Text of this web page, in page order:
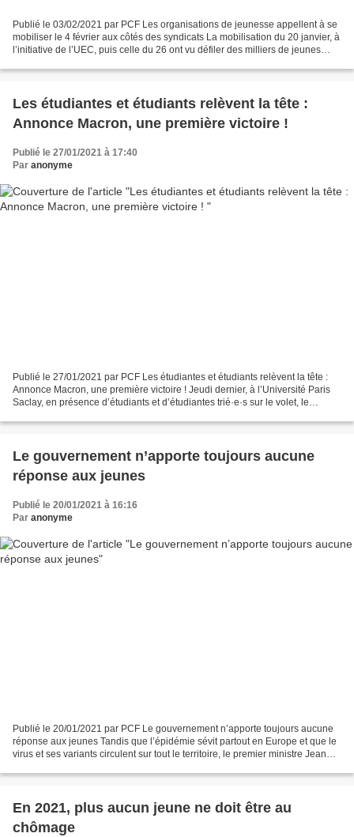
Publié le 03/02/2021 par PCF Les organisations de jeunesse appellent à se
mobiliser le 4 février aux côtés des syndicats La mobilisation du 20 janvier, à
l’initiative de l’UEC, puis celle du 26 ont vu défiler des milliers de jeunes
Les étudiantes et étudiants relèvent la tête :
Annonce Macron, une première victoire !
Publié le 27/01/2021 à 17:40
Par anonyme
Publié le 27/01/2021 par PCF Les étudiantes et étudiants relèvent la tête :
Annonce Macron, une première victoire ! Jeudi dernier, à l’Université Paris
Saclay, en présence d’étudiants et d’étudiantes trié·e·s sur le volet, le
Le gouvernement n’apporte toujours aucune
réponse aux jeunes
Publié le 20/01/2021 à 16:16
Par anonyme
Publié le 20/01/2021 par PCF Le gouvernement n’apporte toujours aucune
réponse aux jeunes Tandis que l’épidémie sévit partout en Europe et que le
virus et ses variants circulent sur tout le territoire, le premier ministre Jean
En 2021, plus aucun jeune ne doit être au
chômage